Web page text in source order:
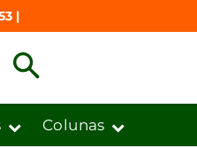
|
Colunas